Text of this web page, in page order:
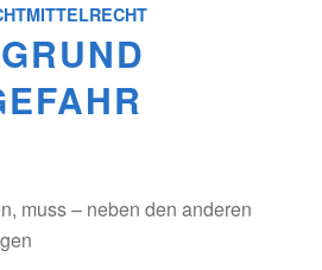
muss – neben den anderen